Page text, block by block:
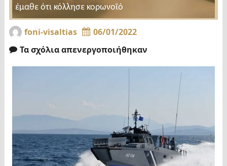
έμαθε ότι κόλλησε κορωνοϊό
foni-visaltias
06/01/2022
Τα σχόλια απενεργοποιήθηκαν